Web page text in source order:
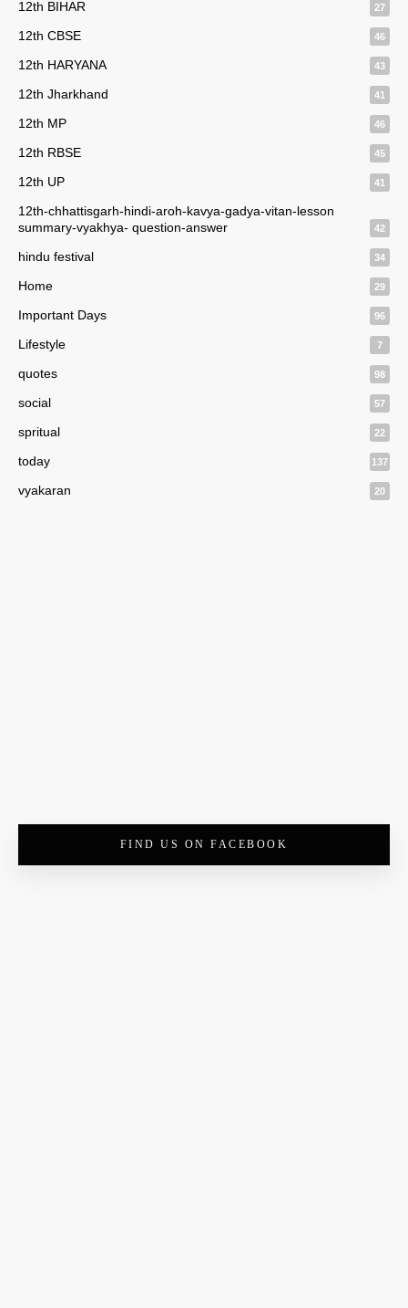
12th BIHAR 27
12th CBSE 46
12th HARYANA 43
12th Jharkhand 41
12th MP 46
12th RBSE 45
12th UP 41
12th-chhattisgarh-hindi-aroh-kavya-gadya-vitan-lesson
summary-vyakhya- question-answer
42
hindu festival 34
Home 29
Important Days 96
Lifestyle 7
quotes 98
social 57
spritual 22
today 137
vyakaran 20
FIND US ON FACEBOOK